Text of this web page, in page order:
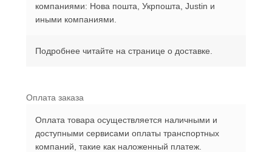
компаниями: Нова пошта, Укрпошта, Justin и
иными компаниями.
Подробнее читайте на странице о доставке.
Оплата заказа
Оплата товара осуществляется наличными и
доступными сервисами оплаты транспортных
компаний, такие как наложенный платеж.